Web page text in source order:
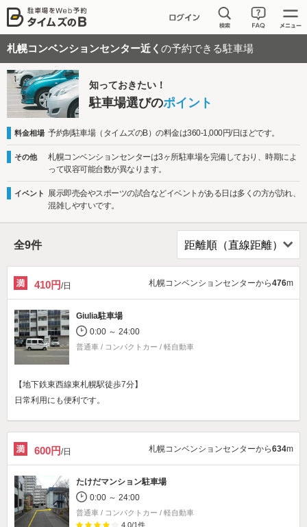
札幌コンベンションセンター近く の予約できる駐車場
知っておきたい！
駐車場選びのポイント
料金相場 予約制駐車場（タイムズのB）の料金は360-1,000円/日ほどです。
その他
札幌コンベンションセンターは3ヶ所駐車場を完備しており、時期によ
って収容可能台数が異なります。
イベント
展示即売会やスポーツの試合などイベントがある日は多くの方が訪れ、
混雑しやすいです。
全9件
410円/日 札幌コンベンションセンターから476m
Giulia駐車場
0:00 ～ 24:00
普通車 / コンパクトカー / 軽自動車
【地下鉄東西線東札幌駅徒歩7分】
日常利用にも便利です。
600円/日 札幌コンベンションセンターから634m
たけだマンション駐車場
0:00 ～ 24:00
普通車 / コンパクトカー / 軽自動車
4.0/1件